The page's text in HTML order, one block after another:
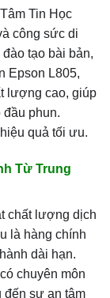
Tin Học
công sức di
tạo bài bản,
Epson L805,
lượng cao, giúp
đầu phun.
quả tối ưu.
Từ Trung
chất lượng dịch
là hàng chính
dài hạn.
chuyên môn
đến sự an tâm